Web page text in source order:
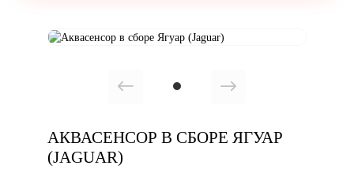
АКВАСЕНСОР В СБОРЕ ЯГУАР
(JAGUAR)